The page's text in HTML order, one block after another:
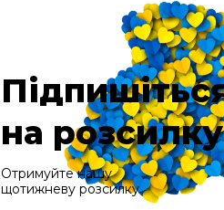
на розсилку
Отримуйте нашу
щотижневу розсилку